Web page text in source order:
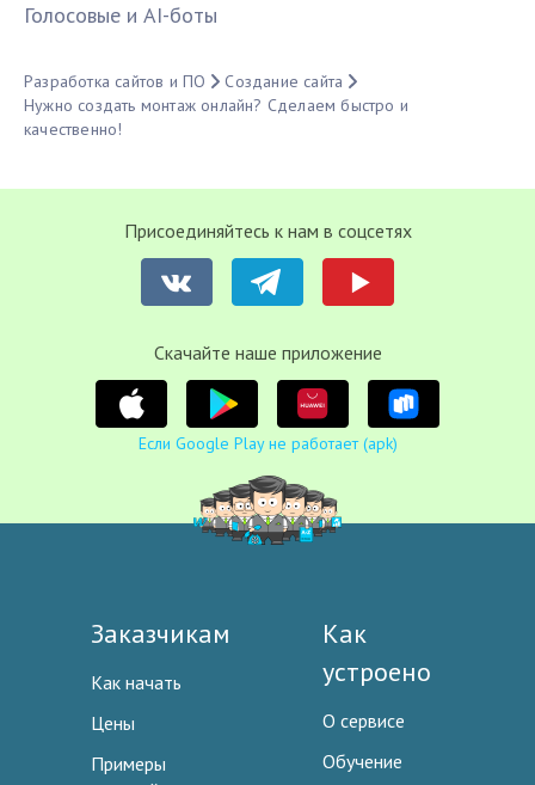
Голосовые и AI-боты
Разработка сайтов и ПО
Создание сайта
Нужно создать монтаж онлайн? Сделаем быстро и
качественно!
Присоединяйтесь к нам в соцсетях
Cкачайте наше приложение
Если Google Play не работает (apk)
Заказчикам
Как начать
Цены
Примеры
Как
устроено
О сервисе
Обучение